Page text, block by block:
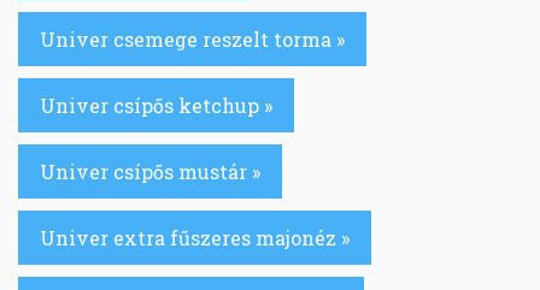
Univer csemege reszelt torma »
Univer csípős ketchup »
Univer csípős mustár »
Univer extra fűszeres majonéz »